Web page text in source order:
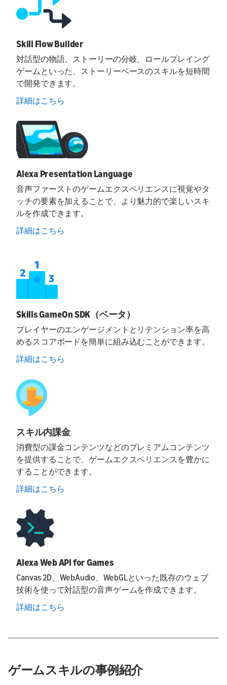
Skill Flow Builder
対話型の物語、ストーリーの分岐、ロールプレイング
ゲームといった、ストーリーベースのスキルを短時間
で開発できます。
詳細はこちら
Alexa Presentation Language
音声ファーストのゲームエクスペリエンスに視覚やタ
ッチの要素を加えることで、より魅力的で楽しいスキ
ルを作成できます。
詳細はこちら
Skills GameOn SDK（ベータ）
プレイヤーのエンゲージメントとリテンション率を高
めるスコアボードを簡単に組み込むことができます。
詳細はこちら
スキル内課金
消費型の課金コンテンツなどのプレミアムコンテンツ
を提供することで、ゲームエクスペリエンスを豊かに
することができます。
詳細はこちら
Alexa Web API for Games
Canvas 2D、WebAudio、WebGLといった既存のウェブ
技術を使って対話型の音声ゲームを作成できます。
詳細はこちら
ゲームスキルの事例紹介